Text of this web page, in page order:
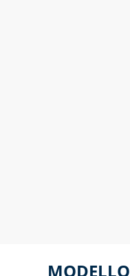
MODELLO